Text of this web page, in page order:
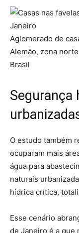
Aglomerado de
Alemão, zona
Brasil
Segurança
O estudo também
ocuparam mais
água para
naturais
hídrica crítica,
Esse cenário
de Janeiro é a que